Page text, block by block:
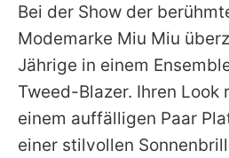
Bei der Show der
Modemarke Miu Miu
Jährige in einem
Tweed-Blazer. Ihren Look
einem auffälligen Paar
einer stilvollen